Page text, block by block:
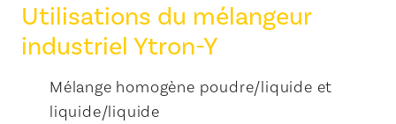
Utilisations du mélangeur
industriel Ytron-Y
Mélange homogène poudre/liquide et
liquide/liquide